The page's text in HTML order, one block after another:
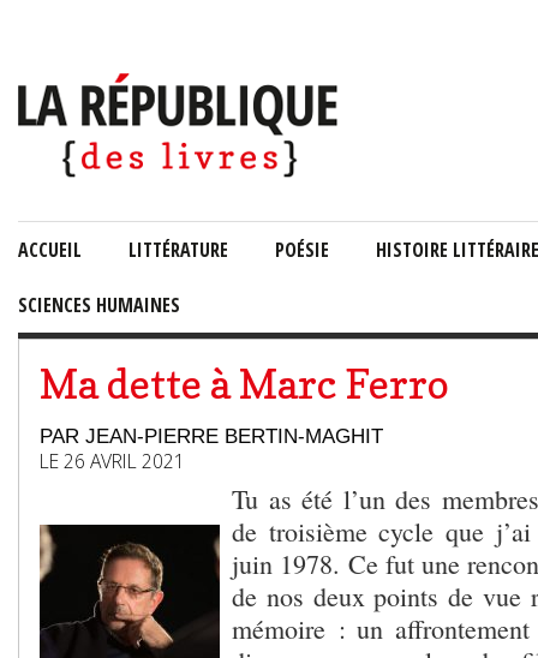
ACCUEIL LITTÉRATURE POÉSIE HISTOIRE LITTÉRAIRE
SCIENCES HUMAINES
Ma dette à Marc Ferro
PAR JEAN-PIERRE BERTIN-MAGHIT
LE 26 AVRIL 2021
Tu as été l’un des
de troisième cycle que
juin 1978. Ce fut une
de nos deux points de vue
mémoire : un